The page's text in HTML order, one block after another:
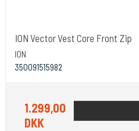
ION Vector Vest Core Front Zip
ION
350091515982
1.299,00
DKK